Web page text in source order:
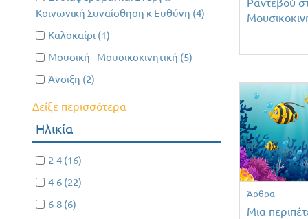
filter
Συναίσθηση κ Ευθύνη filter
Κοινωνική Συναίσθηση κ Ευθύνη (4)
Ευθύνη filter
Apply Καλοκαίρι filter
Καλοκαίρι (1)
Apply Μουσική - Μουσικοκινητική filter
Μουσική - Μουσικοκινητική (5) Apply Μουσική -
Apply Άνοιξη filter
Άνοιξη (2)
filter
Δείξε περισσότερα
Ηλικία
Apply 2-4 filter
2-4 (16)
Apply 4-6 filter
4-6 (22)
Apply 6-8 filter
6-8 (6)
Ραντεβού
Άρθρα
Μια